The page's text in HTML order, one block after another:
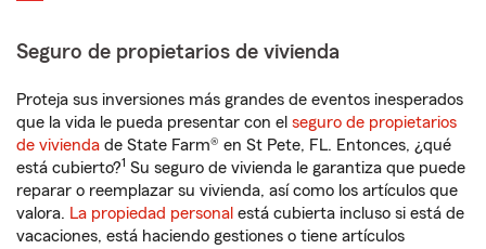
Seguro de propietarios de vivienda
Proteja sus inversiones más grandes de eventos inesperados
que la vida le pueda presentar con el seguro de propietarios
de vivienda de State Farm® en St Pete, FL. Entonces, ¿qué
está cubierto?1 Su seguro de vivienda le garantiza que puede
reparar o reemplazar su vivienda, así como los artículos que
valora. La propiedad personal está cubierta incluso si está de
vacaciones, está haciendo gestiones o tiene artículos